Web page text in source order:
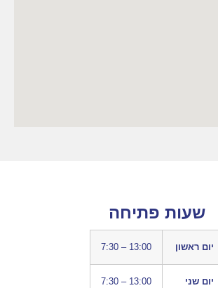
שעות פתיחה
יום ראשון 7:30 – 13:00
יום שני 7:30 – 13:00